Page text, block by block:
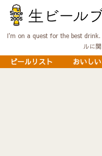
I'm on a quest for the best drink.
ルに
ビールリスト おいし